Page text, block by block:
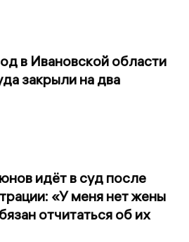
в Ивановской области
закрыли на два
идёт в суд после
«У меня нет жены
отчитаться об их